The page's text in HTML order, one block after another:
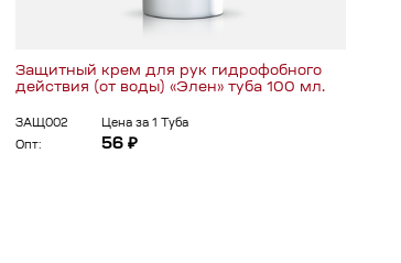
Защитный крем для рук гидрофобного
действия (от воды) «Элен» туба 100 мл.
ЗАЩ002
Цена за 1 Туба
Опт:
56 ₽